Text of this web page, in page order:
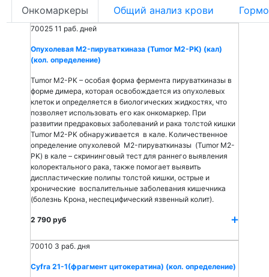
Онкомаркеры Общий анализ крови
70025 11 раб. дней
Опухолевая M2-пируваткиназа (Tumor M2-PK) (кал)
(кол. определение)
Tumor M2-PK – особая форма фермента пируваткиназы в
форме димера, которая освобождается из опухолевых
клеток и определяется в биологических жидкостях, что
позволяет использовать его как онкомаркер. При
развитии предраковых заболеваний и рака толстой кишки
Tumor M2-PK обнаруживается в кале. Количественное
определение опухолевой M2-пируваткиназы (Tumor M2-
PK) в кале – скрининговый тест для раннего выявления
колоректального рака, также помогает выявить
диспластические полипы толстой кишки, острые и
хронические воспалительные заболевания кишечника
(болезнь Крона, неспецифический язвенный колит).
2 790 руб
70010 3 раб. дня
Cyfra 21-1(фрагмент цитокератина) (кол. определение)